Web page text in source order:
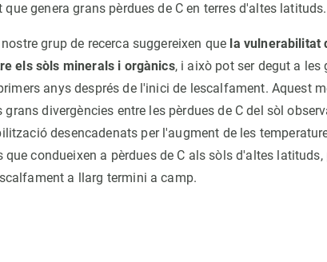
genera grans pèrdues de C en terres d'altes latituds.
grup de recerca suggereixen que la vulnerabilitat
els sòls minerals i orgànics, i això pot ser degut a les
anys després de l'inici de lescalfament. Aquest
grans divergències entre les pèrdues de C del sòl
desencadenats per l'augment de les
condueixen a pèrdues de C als sòls d'altes
a llarg termini a camp.